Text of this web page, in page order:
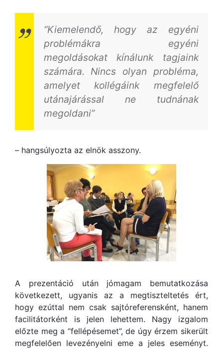
“Kiemelendő, hogy az egyéni
problémákra egyéni
megoldásokat kínálunk tagjaink
számára. Nincs olyan probléma,
amelyet kollégáink megfelelő
utánajárással ne tudnának
megoldani”
– hangsúlyozta az elnök asszony.
A prezentáció után jómagam bemutatkozása
következett, ugyanis az a megtiszteltetés ért,
hogy ezúttal nem csak sajtóreferensként, hanem
facilitátorként is jelen lehettem. Nagy izgalom
előzte meg a “fellépésemet”, de úgy érzem sikerült
megfelelően levezényelni eme a jeles eseményt.